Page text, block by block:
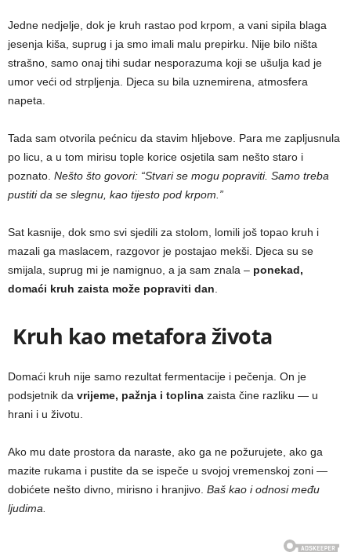
Jedne nedjelje, dok je kruh rastao pod krpom, a vani sipila blaga
jesenja kiša, suprug i ja smo imali malu prepirku. Nije bilo ništa
strašno, samo onaj tihi sudar nesporazuma koji se ušulja kad je
umor veći od strpljenja. Djeca su bila uznemirena, atmosfera
napeta.
Tada sam otvorila pećnicu da stavim hljebove. Para me zapljusnula
po licu, a u tom mirisu tople korice osjetila sam nešto staro i
poznato. Nešto što govori: “Stvari se mogu popraviti. Samo treba
pustiti da se slegnu, kao tijesto pod krpom.”
Sat kasnije, dok smo svi sjedili za stolom, lomili još topao kruh i
mazali ga maslacem, razgovor je postajao mekši. Djeca su se
smijala, suprug mi je namignuo, a ja sam znala – ponekad,
domaći kruh zaista može popraviti dan
Kruh kao metafora života
Domaći kruh nije samo rezultat fermentacije i pečenja. On je
podsjetnik da vrijeme, pažnja i toplina zaista čine razliku — u
hrani i u životu.
Ako mu date prostora da naraste, ako ga ne požurujete, ako ga
mazite rukama i pustite da se ispeče u svojoj vremenskoj zoni —
dobićete nešto divno, mirisno i hranjivo. Baš kao i odnosi među
ljudima.